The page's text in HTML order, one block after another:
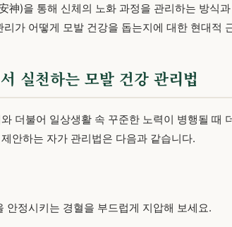
神)을 통해 신체의 노화 과정을 관리하는 방식
가 어떻게 모발 건강을 돕는지에 대한 현대적
실천하는 모발 건강 관리법
더불어 일상생활 속 꾸준한 노력이 병행될 때
안하는 자가 관리법은 다음과 같습니다.
안정시키는 경혈을 부드럽게 지압해 보세요.